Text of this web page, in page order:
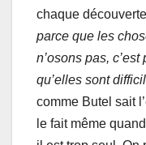
chaque
parce que les
n’osons pas,
qu’elles sont
comme Butel sait
le fait même